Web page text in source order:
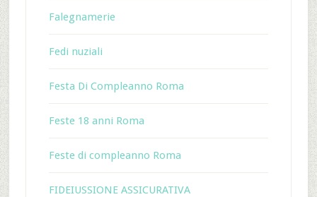
Falegnamerie
Fedi nuziali
Festa Di Compleanno Roma
Feste 18 anni Roma
Feste di compleanno Roma
FIDEIUSSIONE ASSICURATIVA